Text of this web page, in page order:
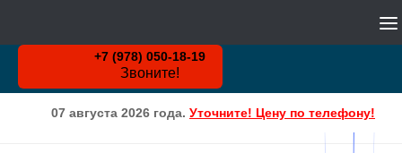
+7 (978) 050-18-19
Звоните!
07 августа 2026 года. Уточните! Цену по телефону!